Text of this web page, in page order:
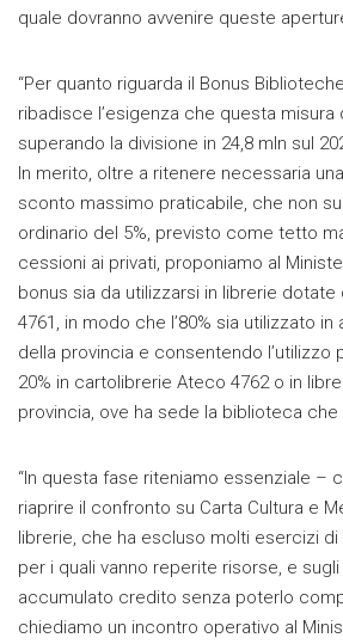
quale dovranno avvenire queste
“Per quanto riguarda il Bonus
ribadisce l’esigenza che questa misura
superando la divisione in 24,8 mln sul
In merito, oltre a ritenere necessaria
sconto massimo praticabile, che non
ordinario del 5%, previsto come tetto
cessioni ai privati, proponiamo al
bonus sia da utilizzarsi in librerie
4761, in modo che l’80% sia utilizzato
della provincia e consentendo l’utilizzo
20% in cartolibrerie Ateco 4762 o in
provincia, ove ha sede la biblioteca che
“In questa fase riteniamo essenziale –
riaprire il confronto su Carta Cultura e
librerie, che ha escluso molti esercizi di
per i quali vanno reperite risorse, e
accumulato credito senza poterlo
chiediamo un incontro operativo al